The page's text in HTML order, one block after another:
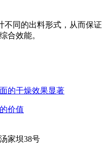
同的出料形式，从而保证
合效能。
的干燥效果显著
价值
家坝38号